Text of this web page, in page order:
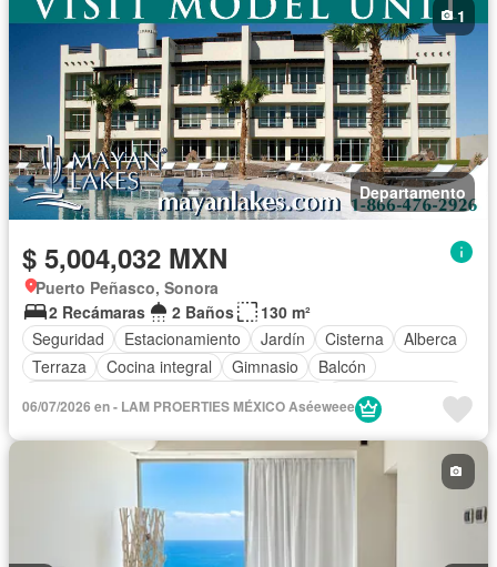
Asador
Vista panorámica
Recámara con closet
Caseta de vigilancia
Permite mascotas
Permite niños
Sin amueblar
Departamento
1
$ 5,004,032 MXN
Puerto Peñasco, Sonora
2 Recámaras
2 Baños
130 m²
Seguridad
Estacionamiento Jardín Cisterna
Alberca
Terraza
Cocina integral Gimnasio
Balcón
Acceso para personas con discapacidad
Cocina equipada
Electricidad
Jacuzzi Agua
Cuarto de Limpieza
Cancha de tenis
Asador
Chimenea
Vista panorámica
Recámara con closet
Caseta de vigilancia
Parcialmente amueblado
06/07/2026 en - LAM PROERTIES MÉXICO Aséeweee